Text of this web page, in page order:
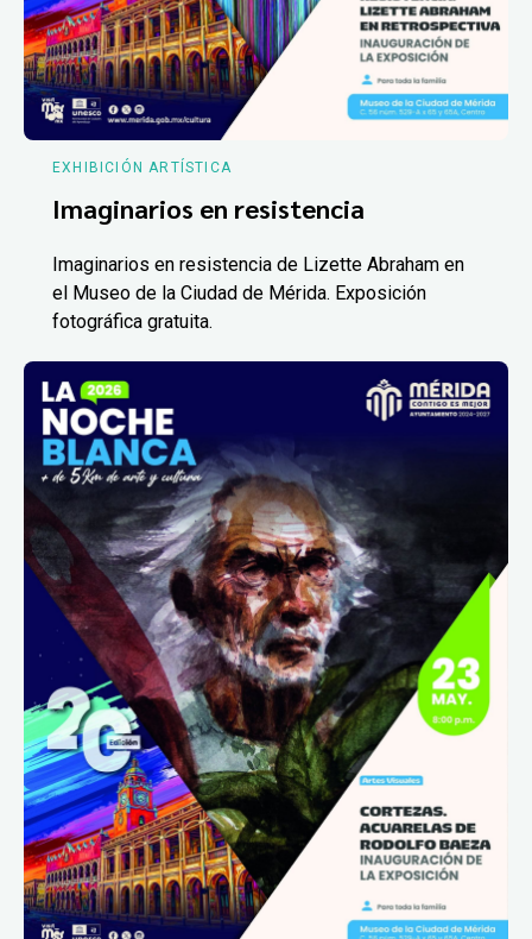
EXHIBICIÓN ARTÍSTICA
Imaginarios en resistencia
Imaginarios en resistencia de Lizette Abraham en
el Museo de la Ciudad de Mérida. Exposición
fotográfica gratuita.